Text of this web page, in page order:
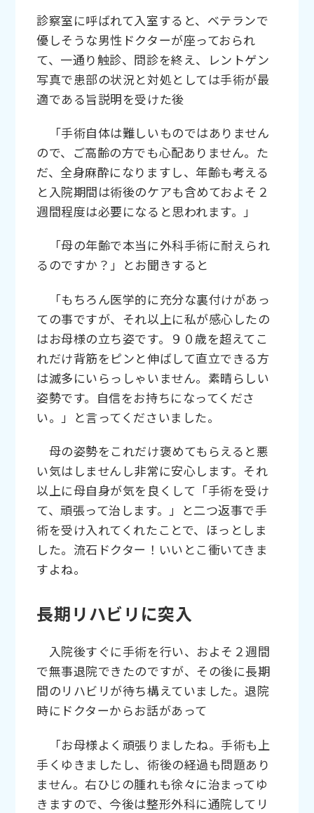
診察室に呼ばれて入室すると、ベテランで
優しそうな男性ドクターが座っておられ
て、一通り触診、問診を終え、レントゲン
写真で患部の状況と対処としては手術が最
適である旨説明を受けた後
「手術自体は難しいものではありません
ので、ご高齢の方でも心配ありません。た
だ、全身麻酔になりますし、年齢も考える
と入院期間は術後のケアも含めておよそ２
週間程度は必要になると思われます。」
「母の年齢で本当に外科手術に耐えられ
るのですか？」とお聞きすると
「もちろん医学的に充分な裏付けがあっ
ての事ですが、それ以上に私が感心したの
はお母様の立ち姿です。９０歳を超えてこ
れだけ背筋をピンと伸ばして直立できる方
は滅多にいらっしゃいません。素晴らしい
姿勢です。自信をお持ちになってくださ
い。」と言ってくださいました。
母の姿勢をこれだけ褒めてもらえると悪
い気はしませんし非常に安心します。それ
以上に母自身が気を良くして「手術を受け
て、頑張って治します。」と二つ返事で手
術を受け入れてくれたことで、ほっとしま
した。流石ドクター！いいとこ衝いてきま
すよね。
長期リハビリに突入
入院後すぐに手術を行い、およそ２週間
で無事退院できたのですが、その後に長期
間のリハビリが待ち構えていました。退院
時にドクターからお話があって
「お母様よく頑張りましたね。手術も上
手くゆきましたし、術後の経過も問題あり
ません。右ひじの腫れも徐々に治まってゆ
きますので、今後は整形外科に通院してリ